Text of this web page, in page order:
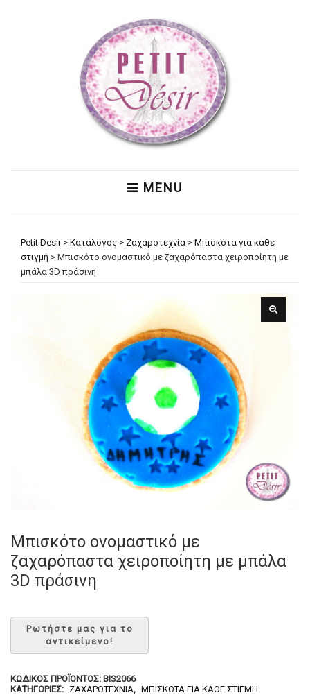
MENU
Petit Desir> Κατάλογος > Ζαχαροτεχνία > Μπισκότα για κάθε
στιγμή > Μπισκότο ονομαστικό με ζαχαρόπαστα χειροποίητη με
μπάλα 3D πράσινη
Μπισκότο ονομαστικό με
ζαχαρόπαστα χειροποίητη με μπάλα
3D πράσινη
ΚΩΔΙΚΌΣ ΠΡΟΪΌΝΤΟΣ: BIS2066
ΚΑΤΗΓΟΡΊΕΣ: ΖΑΧΑΡΟΤΕΧΝΊΑ, ΜΠΙΣΚΌΤΑ ΓΙΑ ΚΆΘΕ ΣΤΙΓΜΉ